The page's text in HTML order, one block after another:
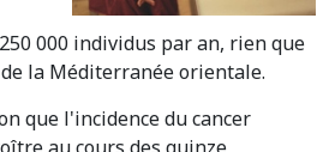
000 individus par an, rien que
la Méditerranée orientale.
que l'incidence du cancer